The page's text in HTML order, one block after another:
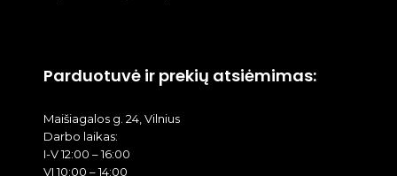
Parduotuvė ir prekių atsiėmimas:
Maišiagalos g. 24, Vilnius
Darbo laikas:
I-V 12:00 – 16:00
VI 10:00 – 14:00